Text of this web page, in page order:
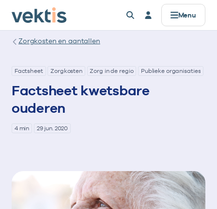
Menu
Zorgkosten en aantallen
Factsheet Zorgkosten Zorg in de regio Publieke organisaties
Factsheet kwetsbare
ouderen
4 min 29 jun. 2020